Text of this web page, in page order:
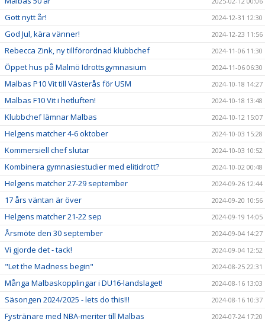
Gott nytt år! 2024-12-31 12:30
God Jul, kära vänner! 2024-12-23 11:56
Rebecca Zink, ny tillförordnad klubbchef 2024-11-06 11:30
Öppet hus på Malmö Idrottsgymnasium 2024-11-06 06:30
Malbas P10 Vit till Västerås för USM 2024-10-18 14:27
Malbas F10 Vit i hetluften! 2024-10-18 13:48
Klubbchef lämnar Malbas 2024-10-12 15:07
Helgens matcher 4-6 oktober 2024-10-03 15:28
Kommersiell chef slutar 2024-10-03 10:52
Kombinera gymnasiestudier med elitidrott? 2024-10-02 00:48
Helgens matcher 27-29 september 2024-09-26 12:44
17 års väntan är över 2024-09-20 10:56
Helgens matcher 21-22 sep 2024-09-19 14:05
Årsmöte den 30 september 2024-09-04 14:27
Vi gjorde det - tack! 2024-09-04 12:52
"Let the Madness begin" 2024-08-25 22:31
Många Malbaskopplingar i DU16-landslaget! 2024-08-16 13:03
Säsongen 2024/2025 - lets do this!!! 2024-08-16 10:37
Fystränare med NBA-meriter till Malbas 2024-07-24 17:20